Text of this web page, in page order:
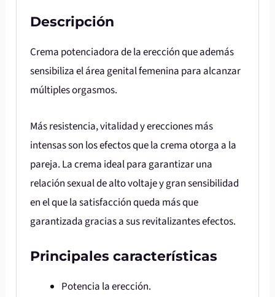
Descripción
Crema potenciadora de la erección que además
sensibiliza el área genital femenina para alcanzar
múltiples orgasmos.
Más resistencia, vitalidad y erecciones más
intensas son los efectos que la crema otorga a la
pareja. La crema ideal para garantizar una
relación sexual de alto voltaje y gran sensibilidad
en el que la satisfacción queda más que
garantizada gracias a sus revitalizantes efectos.
Principales características
Potencia la erección.